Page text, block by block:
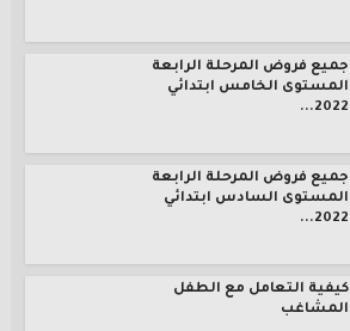
جميع فروض المرحلة الرابعة
المستوى الخامس ابتدائي
2022...
جميع فروض المرحلة الرابعة
المستوى السادس ابتدائي
2022...
كيفية التعامل مع الطفل
المشاغب